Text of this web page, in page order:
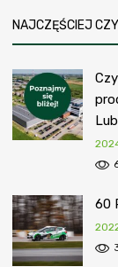
NAJCZĘŚCIEJ
60